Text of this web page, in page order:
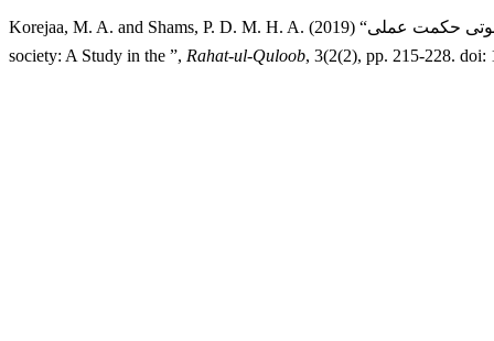
Korejaa, M. A. and Shams, P. D. M. H. A. (2019) “مکی عہدِ رسالتﷺ میں دعوتی حکمت عملی: Economic activities of women and contemporary
society: A Study in the ”, Rahat-ul-Quloob, 3(2(2), pp. 215-228. doi: